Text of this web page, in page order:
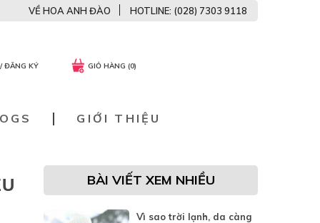
ĐĂNG KÝ GIỎ HÀNG (0)
VỀ HOA ANH ĐÀO HOTLINE: (028) 7303 9118
GIỚI THIỆU
BÀI VIẾT XEM NHIỀU
Vì sao trời lạnh, da càng